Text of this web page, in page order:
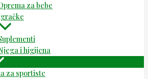
za bebe
i higijena
za sportiste